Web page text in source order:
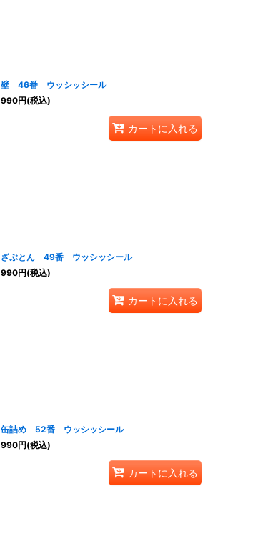
壁 46番 ウッシッシール
990円(税込)
カートに入れる
ざぶとん 49番 ウッシッシール
990円(税込)
カートに入れる
缶詰め 52番 ウッシッシール
990円(税込)
カートに入れる